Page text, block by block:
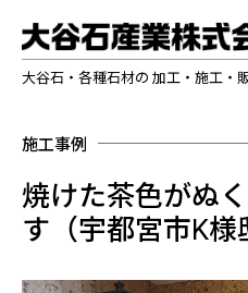
大谷石・各種石材の 加工・施工・
施工事例
焼けた茶色がぬ
す（宇都宮市K様